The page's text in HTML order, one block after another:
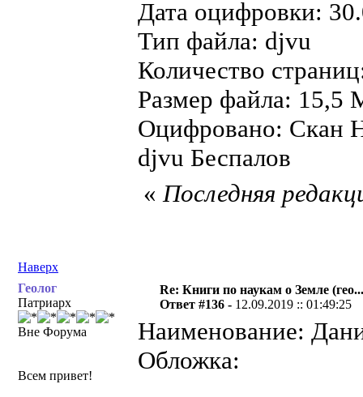
Дата оцифровки:
Тип файла: djvu
Количество
Размер файла: 15,5
Оцифровано: Скан
djvu Беспалов
Наверх
«Последняя
Геолог
Патриарх
Вне Форума
Всем привет!
Re: Книги по наукам о Земле
Ответ #136 - 12.09.2019 :: 01:49:25
Наименование:
Обложка: